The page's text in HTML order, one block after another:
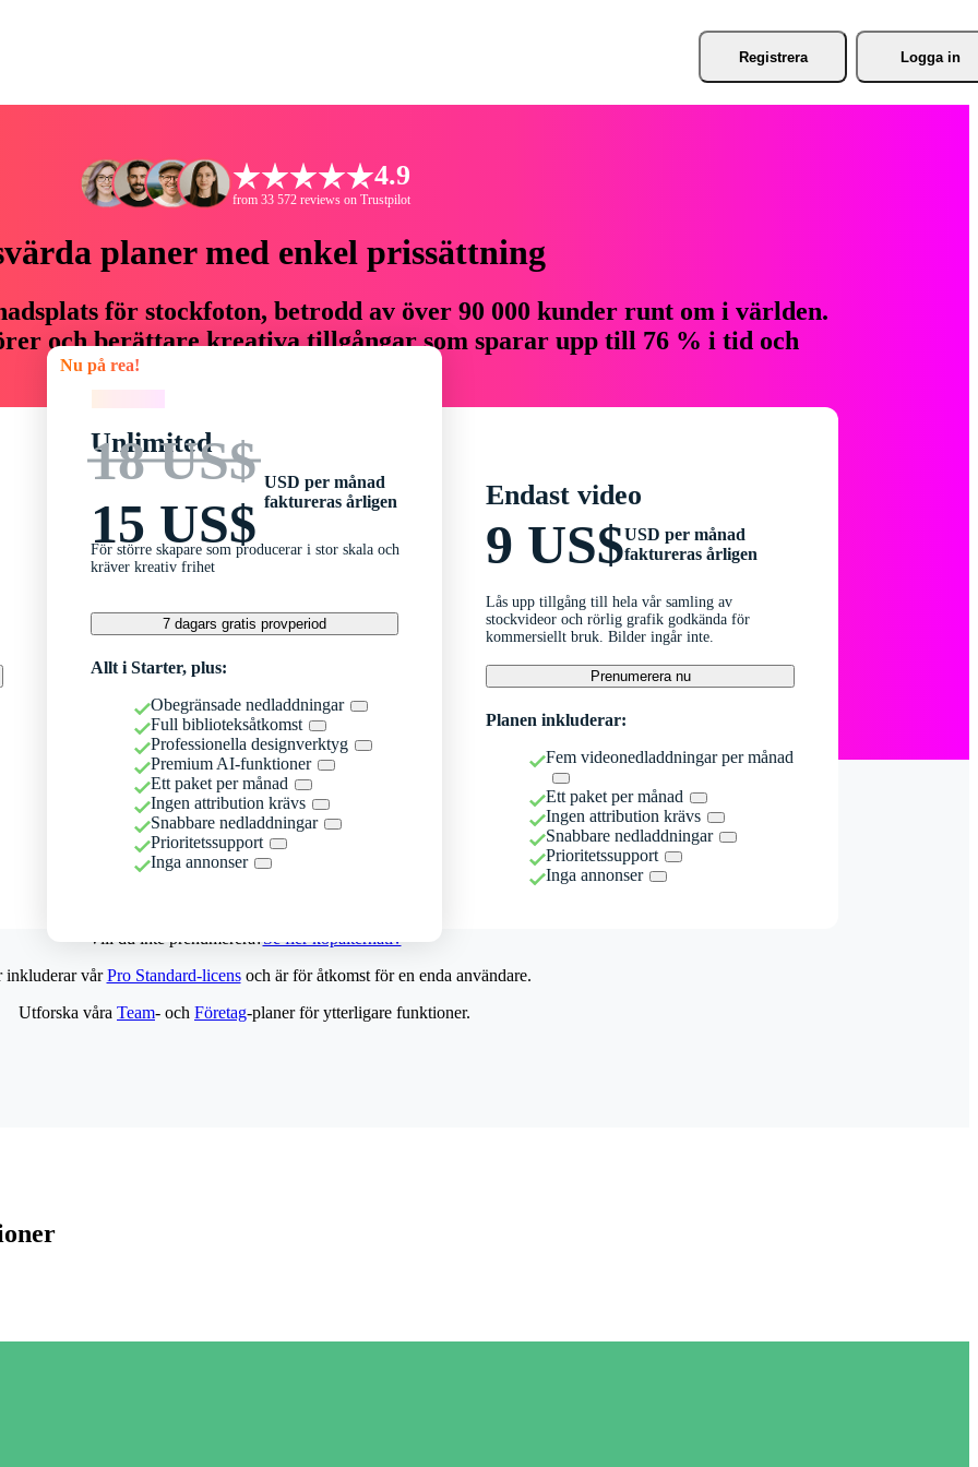
Registrera Logga in
4.9
from 33 572 reviews on Trustpilot
planer med enkel prissättning
för stockfoton, betrodd av över 90 000 kunder runt om i världen.
och berättare kreativa tillgångar som sparar upp till 76 % i tid och
Nu på rea!
Unlimited
18 US$
15 US$
USD per månad
faktureras årligen
För större skapare som producerar i stor skala och
kräver kreativ frihet
7 dagars gratis provperiod
Allt i Starter, plus:
Obegränsade nedladdningar
Full biblioteksåtkomst
Professionella designverktyg
Premium AI-funktioner
Ett paket per månad
Ingen attribution krävs
Snabbare nedladdningar
Prioritetssupport
Inga annonser
Endast video
9 US$USD per månad
faktureras årligen
Lås upp tillgång till hela vår samling av
stockvideor och rörlig grafik godkända för
kommersiellt bruk. Bilder ingår inte.
Prenumerera nu
Planen inkluderar:
Fem videonedladdningar per månad
Ett paket per månad
Ingen attribution krävs
Snabbare nedladdningar
Prioritetssupport
Inga annonser
Vill du inte prenumerera?Se fler köpalternativ
inkluderar vårPro Standard-licensoch är för åtkomst för en enda användare.
Utforska våra Team- och Företag-planer för ytterligare funktioner.